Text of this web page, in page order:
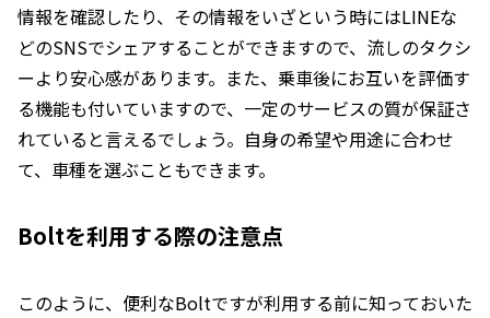
情報を確認したり、その情報をいざという時にはLINEな
どのSNSでシェアすることができますので、流しのタクシ
ーより安心感があります。また、乗車後にお互いを評価す
る機能も付いていますので、一定のサービスの質が保証さ
れていると言えるでしょう。自身の希望や用途に合わせ
て、車種を選ぶこともできます。
Boltを利用する際の注意点
このように、便利なBoltですが利用する前に知っておいた